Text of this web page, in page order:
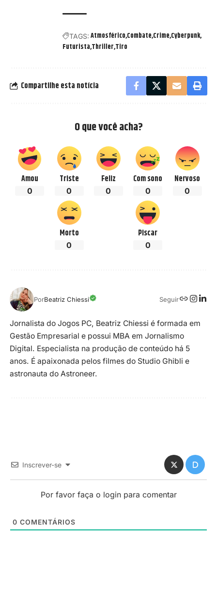
TAGS: Atmosférico Combate Crime Cyberpunk
Futurista Thriller Tiro
Compartilhe esta notícia
O que você acha?
Amou
0
Triste
0
Feliz
0
Com sono
0
Nervoso
0
Morto
0
Piscar
0
PorBeatriz Chiessi Seguir
Jornalista do Jogos PC, Beatriz Chiessi é formada em
Gestão Empresarial e possui MBA em Jornalismo
Digital. Especialista na produção de conteúdo há 5
anos. É apaixonada pelos filmes do Studio Ghibli e
astronauta do Astroneer.
Inscrever-se
Por favor faça o login para comentar
0 COMENTÁRIOS